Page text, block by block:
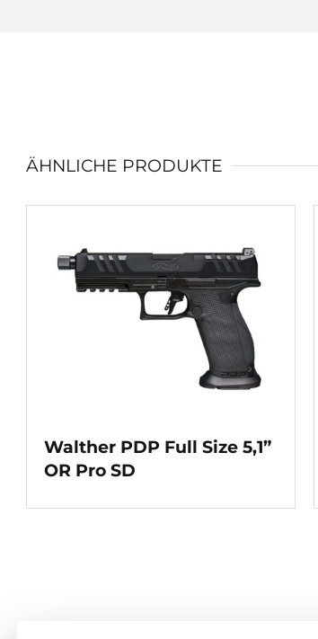
ÄHNLICHE PRODUKTE
Walther PDP Full Size 5,1”
OR Pro SD